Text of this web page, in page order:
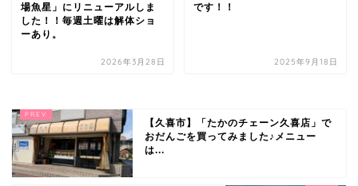
場魚星」にリニューアルしま
した！！毎週土曜は解体ショ
ーあり。
2026年3月28日
です！！
2025年9月18日
【久喜市】「たかのチェーン久喜店」で
おだんごを買ってみました♪メニュー
は...